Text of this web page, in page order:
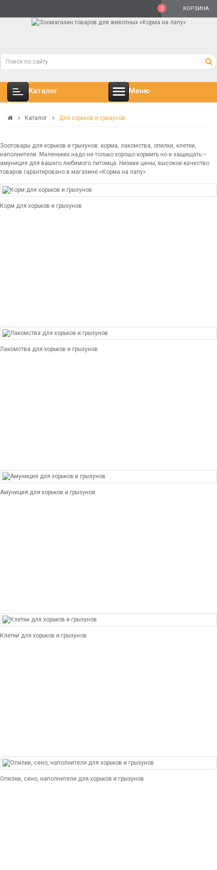
КОРЗИНА
0
Каталог Меню
Каталог Для хорьков и грызунов
Зоотовары для хорьков и грызунов: корма, лакомства, опилки, клетки,
наполнители. Маленьких надо не только хорошо кормить но и защищать –
амуниция для вашего любимого питомца. Низкие цены, высокое качество
товаров гарантировано в магазине «Корма на лапу»
Корм для хорьков и грызунов
Лакомства для хорьков и грызунов
Амуниция для хорьков и грызунов
Клетки для хорьков и грызунов
Опилки, сено, наполнители для хорьков и грызунов